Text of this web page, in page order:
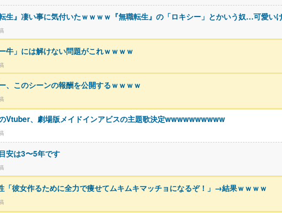
転生』凄い事に気付いたｗｗｗｗ『無職転生』の「ロキシー」とかいう奴…可愛
牛」には解けない問題がこれｗｗｗｗ
、このシーンの報酬を公開するｗｗｗｗ
のVtuber、劇場版メイドインアビスの主題歌決定wwwwwwwwww
安は3〜5年です
「彼女作るために全力で痩せてムキムキマッチョになるぞ！」→結果ｗｗｗｗ